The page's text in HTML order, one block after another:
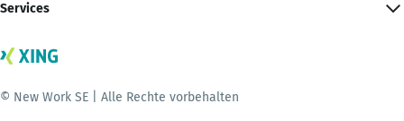
Services
© New Work SE | Alle Rechte vorbehalten